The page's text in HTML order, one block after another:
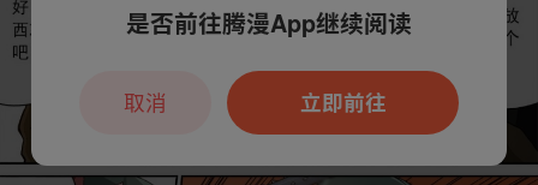
是否前往腾漫App继续阅读
立即前往
取消